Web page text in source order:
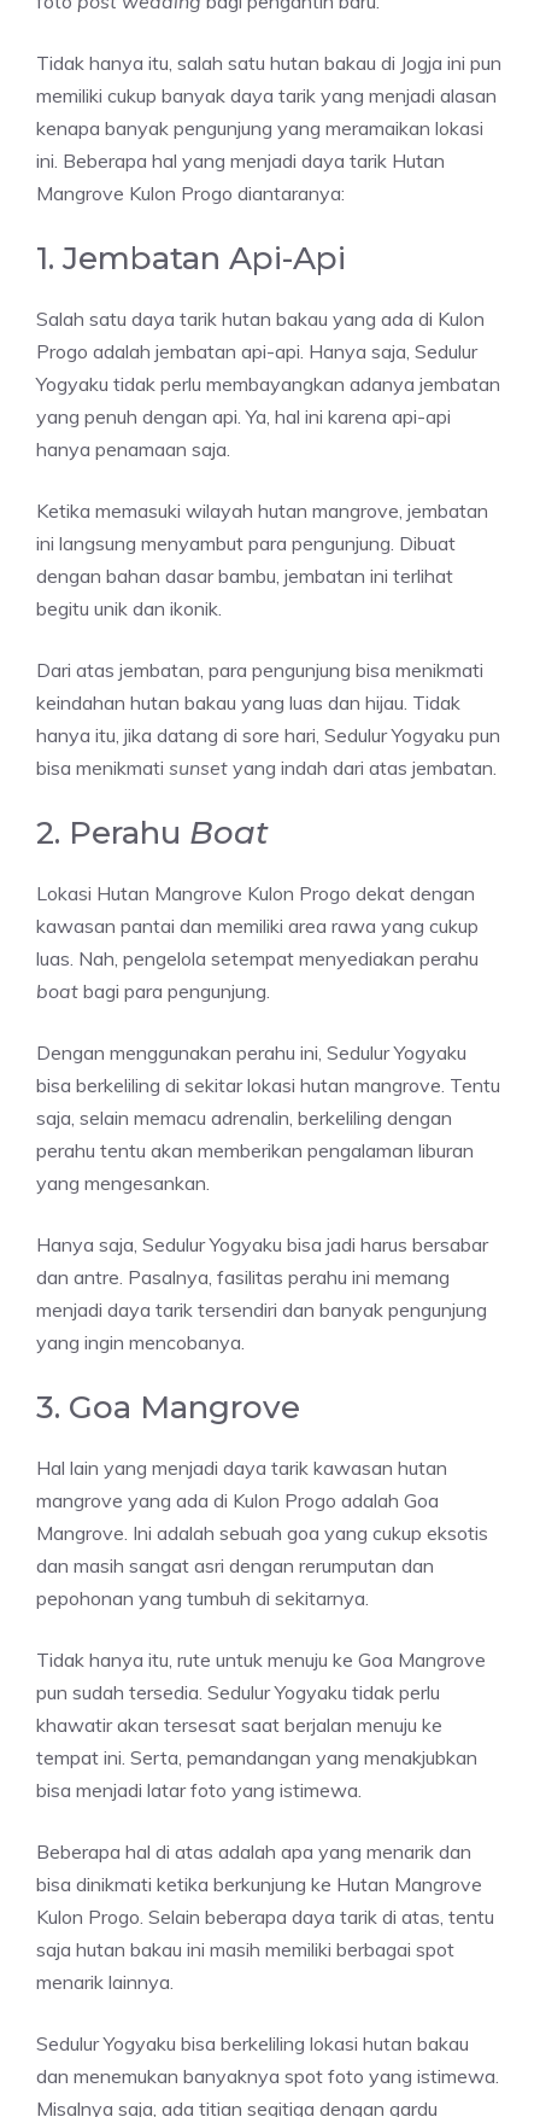
Tidak hanya itu, salah satu hutan bakau di Jogja ini pun
memiliki cukup banyak daya tarik yang menjadi alasan
kenapa banyak pengunjung yang meramaikan lokasi
ini. Beberapa hal yang menjadi daya tarik Hutan
Mangrove Kulon Progo diantaranya:
1. Jembatan Api-Api
Salah satu daya tarik hutan bakau yang ada di Kulon
Progo adalah jembatan api-api. Hanya saja, Sedulur
Yogyaku tidak perlu membayangkan adanya jembatan
yang penuh dengan api. Ya, hal ini karena api-api
hanya penamaan saja.
Ketika memasuki wilayah hutan mangrove, jembatan
ini langsung menyambut para pengunjung. Dibuat
dengan bahan dasar bambu, jembatan ini terlihat
begitu unik dan ikonik.
Dari atas jembatan, para pengunjung bisa menikmati
keindahan hutan bakau yang luas dan hijau. Tidak
hanya itu, jika datang di sore hari, Sedulur Yogyaku pun
bisa menikmati sunset yang indah dari atas jembatan.
2. Perahu Boat
Lokasi Hutan Mangrove Kulon Progo dekat dengan
kawasan pantai dan memiliki area rawa yang cukup
luas. Nah, pengelola setempat menyediakan perahu
boat bagi para pengunjung.
Dengan menggunakan perahu ini, Sedulur Yogyaku
bisa berkeliling di sekitar lokasi hutan mangrove. Tentu
saja, selain memacu adrenalin, berkeliling dengan
perahu tentu akan memberikan pengalaman liburan
yang mengesankan.
Hanya saja, Sedulur Yogyaku bisa jadi harus bersabar
dan antre. Pasalnya, fasilitas perahu ini memang
menjadi daya tarik tersendiri dan banyak pengunjung
yang ingin mencobanya.
3. Goa Mangrove
Hal lain yang menjadi daya tarik kawasan hutan
mangrove yang ada di Kulon Progo adalah Goa
Mangrove. Ini adalah sebuah goa yang cukup eksotis
dan masih sangat asri dengan rerumputan dan
pepohonan yang tumbuh di sekitarnya.
Tidak hanya itu, rute untuk menuju ke Goa Mangrove
pun sudah tersedia. Sedulur Yogyaku tidak perlu
khawatir akan tersesat saat berjalan menuju ke
tempat ini. Serta, pemandangan yang menakjubkan
bisa menjadi latar foto yang istimewa.
Beberapa hal di atas adalah apa yang menarik dan
bisa dinikmati ketika berkunjung ke Hutan Mangrove
Kulon Progo. Selain beberapa daya tarik di atas, tentu
saja hutan bakau ini masih memiliki berbagai spot
menarik lainnya.
Sedulur Yogyaku bisa berkeliling lokasi hutan bakau
dan menemukan banyaknya spot foto yang istimewa.
Misalnya saja, ada titian segitiga dengan gardu